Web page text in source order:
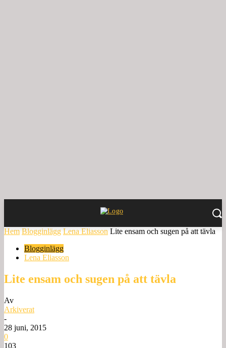
Hem Blogginlägg Lena Eliasson Lite ensam och sugen på att tävla
Blogginlägg
Lena Eliasson
Lite ensam och sugen på att tävla
Av
Arkiverat
-
28 juni, 2015
0
103